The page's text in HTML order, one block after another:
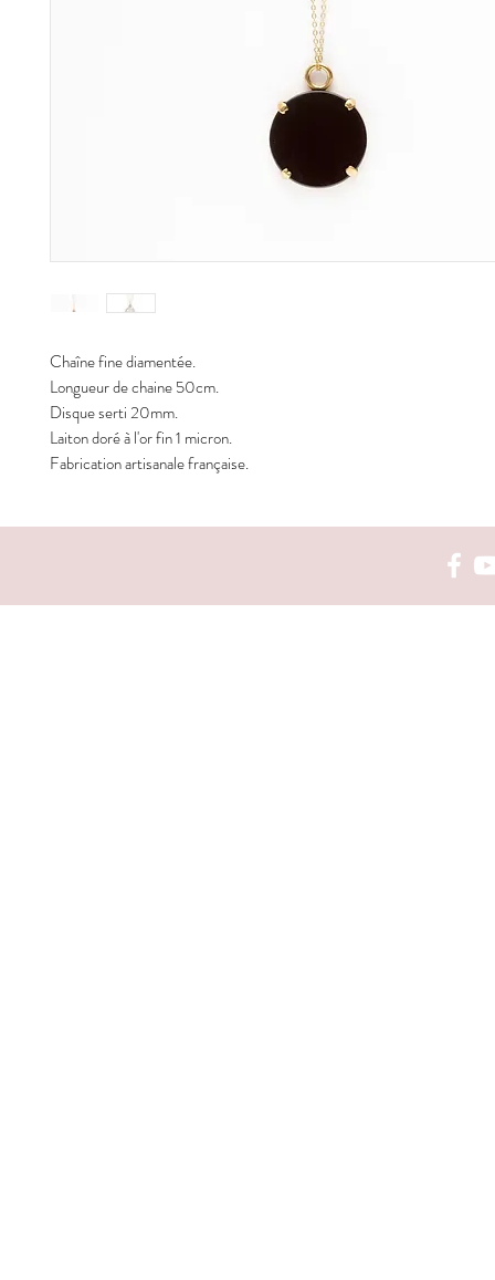
Chaîne fine diamentée.
Longueur de chaine 50cm.
Disque serti 20mm.
Laiton doré à l'or fin 1 micron.
Fabrication artisanale française.